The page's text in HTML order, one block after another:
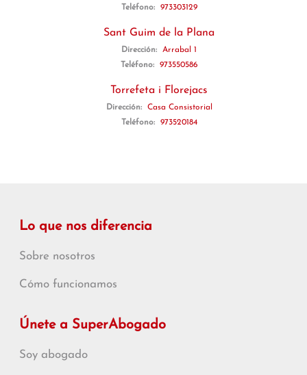
Teléfono:
973303129
Sant Guim de la Plana
Dirección:
Arrabal 1
Teléfono:
973550586
Torrefeta i Florejacs
Dirección:
Casa Consistorial
Teléfono:
973520184
Lo que nos diferencia
Sobre nosotros
Cómo funcionamos
Únete a SuperAbogado
Soy abogado